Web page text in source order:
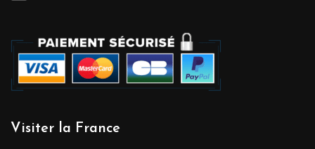
Visiter la France